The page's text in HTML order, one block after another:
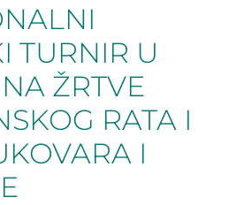
TURNIR U
ŽRTVE
RATA I
I